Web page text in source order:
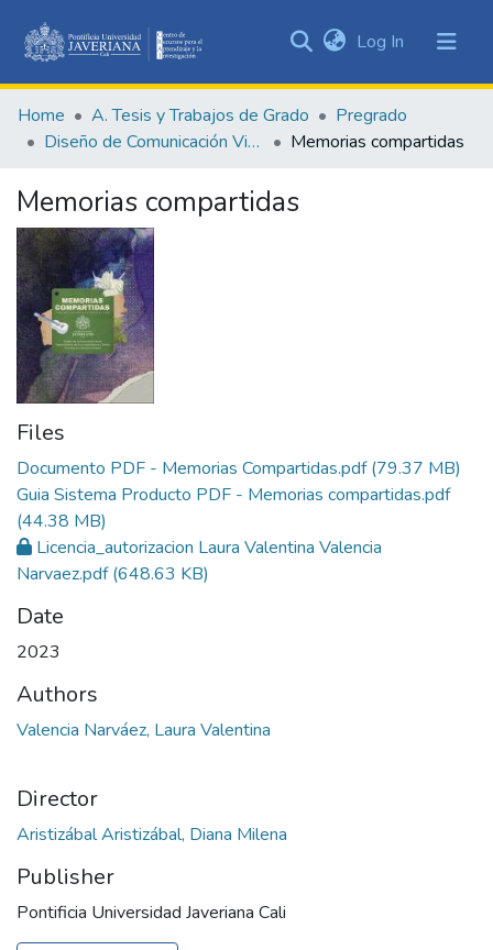
&
Collections
Statistics
Log In (current)
Home A. Tesis y Trabajos de Grado
Pregrado
Diseño de Comunicación Visual
Memorias compartidas
Memorias compartidas
Files
Documento PDF - Memorias Compartidas.pdf(79.37 MB)
Guia Sistema Producto PDF - Memorias compartidas.pdf
(44.38 MB)
Licencia_autorizacion Laura Valentina Valencia
Narvaez.pdf(648.63 KB)
Date
2023
Authors
Valencia Narváez, Laura Valentina
Director
Aristizábal Aristizábal, Diana Milena
Publisher
Pontificia Universidad Javeriana Cali